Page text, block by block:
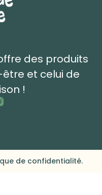
des produits
et celui de
!
de confidentialité.